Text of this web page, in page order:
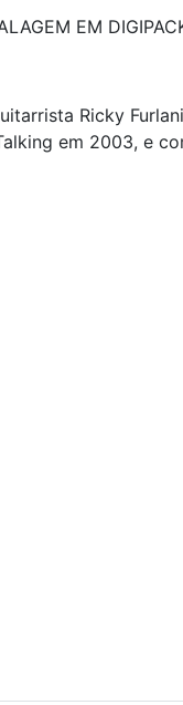
EM
Ricky
em 2003, e